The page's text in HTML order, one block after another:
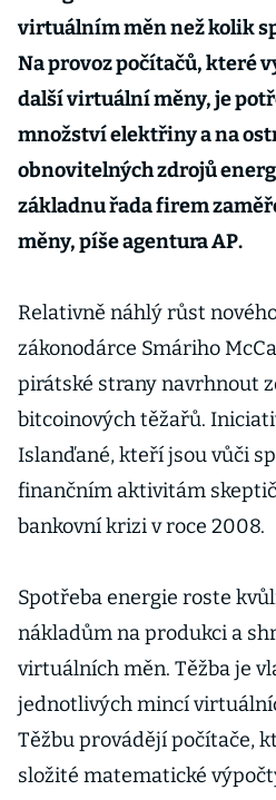
virtuálním měn než kolik
Na provoz počítačů, které
další virtuální měny, je
množství elektřiny a na
obnovitelných zdrojů
základnu řada firem
měny, píše agentura AP.
Relativně náhlý růst
zákonodárce Smáriho
pirátské strany navrhnout
bitcoinových těžařů.
Islanďané, kteří jsou vůči
finančním aktivitám
bankovní krizi v roce 2008.
Spotřeba energie roste
nákladům na produkci a
virtuálních měn. Těžba je
jednotlivých mincí
Těžbu provádějí počítače,
složité matematické